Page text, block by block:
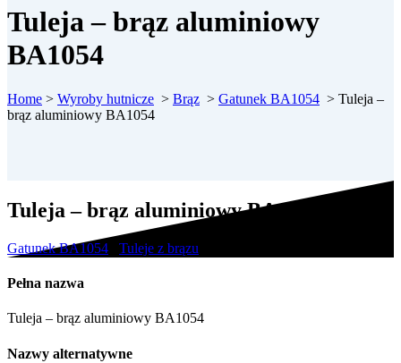
Tuleja – brąz aluminiowy
BA1054
Home > Wyroby hutnicze > Brąz > Gatunek BA1054 > Tuleja –
brąz aluminiowy BA1054
Tuleja – brąz aluminiowy BA1054
Gatunek BA1054 Tuleje z brązu
Pełna nazwa
Tuleja – brąz aluminiowy BA1054
Nazwy alternatywne